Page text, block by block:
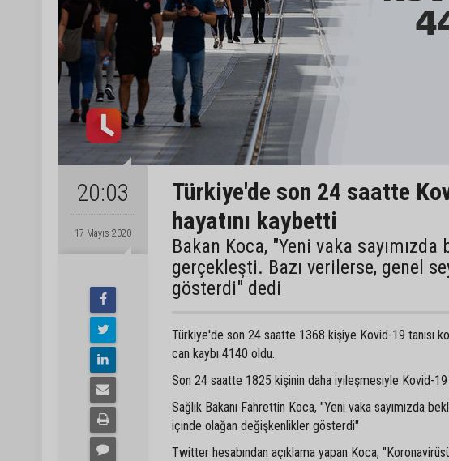
20:03
17 Mayıs 2020
Türkiye'de son 24 saatte
hayatını kaybetti
Bakan Koca, "Yeni vaka
gerçekleşti. Bazı verilerse, genel
gösterdi" dedi
Türkiye'de son 24 saatte 1368 kişiye Kovid-19 tanısı
can kaybı 4140 oldu.
Son 24 saatte 1825 kişinin daha iyileşmesiyle Kovid-19
Sağlık Bakanı Fahrettin Koca, "Yeni vaka sayımızda
içinde olağan değişkenlikler gösterdi"
Twitter hesabından açıklama yapan Koca,